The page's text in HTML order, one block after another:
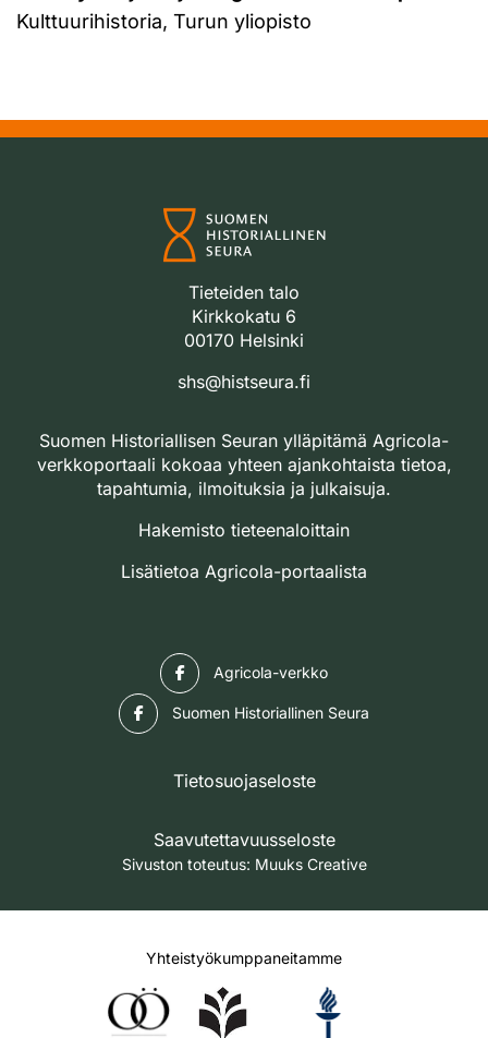
Kulttuurihistoria, Turun yliopisto
Tieteiden talo
Kirkkokatu 6
00170 Helsinki
shs@histseura.fi
Suomen Historiallisen Seuran ylläpitämä Agricola-
verkkoportaali kokoaa yhteen ajankohtaista tietoa,
tapahtumia, ilmoituksia ja julkaisuja.
Hakemisto tieteenaloittain
Lisätietoa Agricola-portaalista
Agricola-verkko
Suomen Historiallinen Seura
Tietosuojaseloste
Saavutettavuusseloste
Sivuston toteutus: Muuks Creative
Yhteistyökumppaneitamme